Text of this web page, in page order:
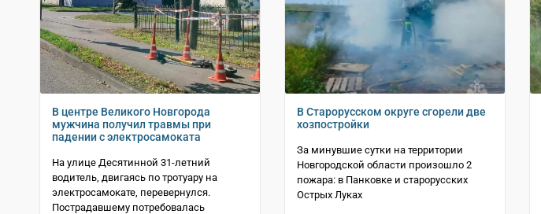
В центре Великого Новгорода
мужчина получил травмы при
падении с электросамоката
На улице Десятинной 31-летний
водитель, двигаясь по тротуару на
электросамокате, перевернулся.
Пострадавшему потребовалась
В Старорусском округе сгорели две
хозпостройки
За минувшие сутки на территории
Новгородской области произошло 2
пожара: в Панковке и старорусских
Острых Луках